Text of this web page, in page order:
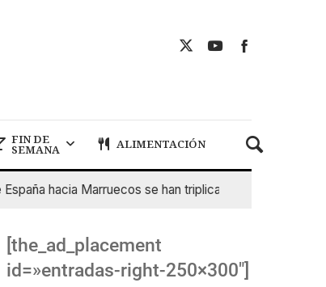
FIN DE
SEMANA ALIMENTACIÓN
hacia Marruecos se han triplicado
[the_ad_placement
id=»entradas-right-250×300″]